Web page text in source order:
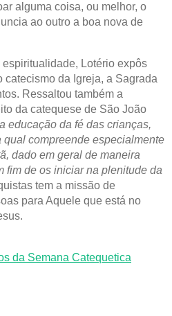
alguma coisa, ou melhor, o
ao outro a boa nova de
Lotério expôs
catecismo da Igreja, a Sagrada
Ressaltou também a
da catequese de São João
educação da fé das crianças,
compreende especialmente
dado em geral de maneira
fim de os iniciar na plenitude da
tem a missão de
para Aquele que está no
da Semana Catequetica